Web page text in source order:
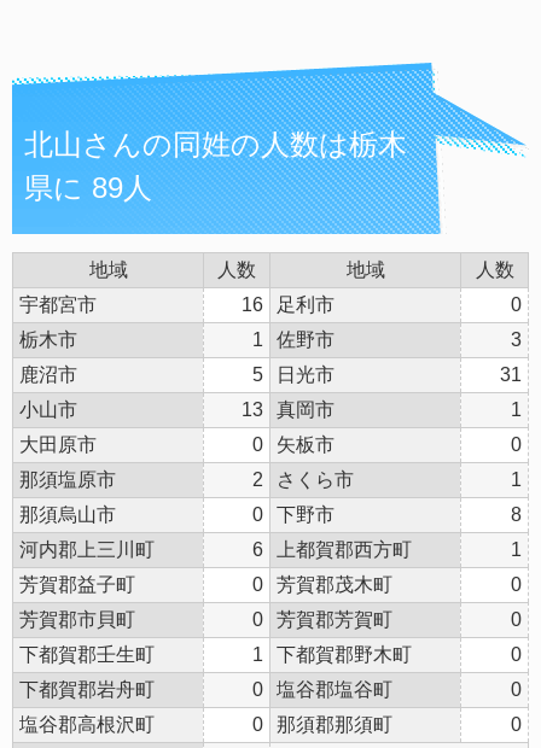
北山さんの同姓の人数は栃木
県に 89人
地域 人数 地域
人数
宇都宮市
16 足利市
0
栃木市
1 佐野市
3
鹿沼市
5 日光市
31
小山市
13 真岡市
1
大田原市
0 矢板市
0
那須塩原市
2 さくら市
1
那須烏山市
0 下野市
8
河内郡上三川町
6 上都賀郡西方町
1
芳賀郡益子町
0 芳賀郡茂木町
0
芳賀郡市貝町
0 芳賀郡芳賀町
0
下都賀郡壬生町
1 下都賀郡野木町
0
下都賀郡岩舟町
0 塩谷郡塩谷町
0
塩谷郡高根沢町
0 那須郡那須町 0